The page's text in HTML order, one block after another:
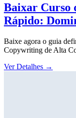
Baixar Curso
Rápido:
Baixe agora o guia
Copywriting de Alta
Ver Detalhes →